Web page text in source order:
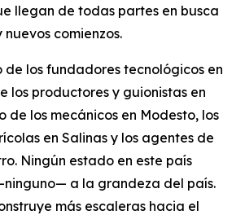
llegan de todas partes en busca
comienzos.
de los fundadores tecnológicos en
los productores y guionistas en
de los mecánicos en Modesto, los
en Salinas y los agentes de
Ningún estado en este país
a la grandeza del país.
más escaleras hacia el